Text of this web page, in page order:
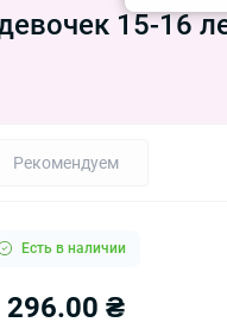
15-16
Рекомендуем
Есть в наличии
296.00 ₴